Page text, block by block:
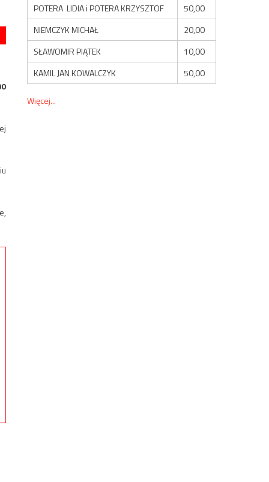
POTERA LIDIA i POTERA KRZYSZTOF
50,00
NIEMCZYK MICHAŁ
20,00
SŁAWOMIR PIĄTEK
10,00
KAMIL JAN KOWALCZYK
50,00
Więcej...